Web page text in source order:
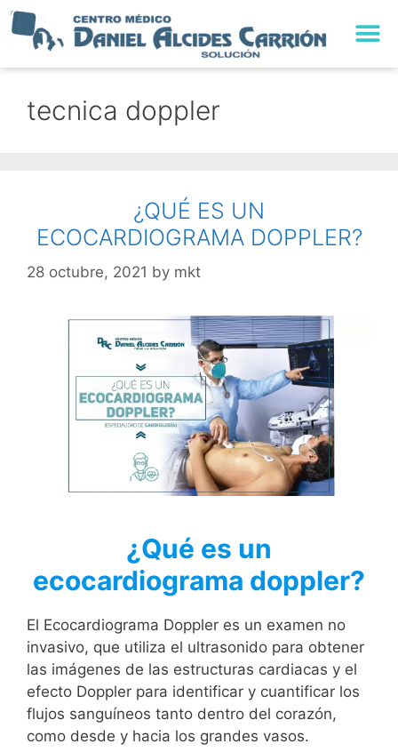
tecnica doppler
¿QUÉ ES UN
ECOCARDIOGRAMA DOPPLER?
28 octubre, 2021 by mkt
¿Qué es un
ecocardiograma doppler?
El Ecocardiograma Doppler es un examen no
invasivo, que utiliza el ultrasonido para obtener
las imágenes de las estructuras cardiacas y el
efecto Doppler para identificar y cuantificar los
flujos sanguíneos tanto dentro del corazón,
como desde y hacia los grandes vasos.